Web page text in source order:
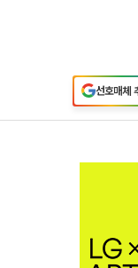
선호매체